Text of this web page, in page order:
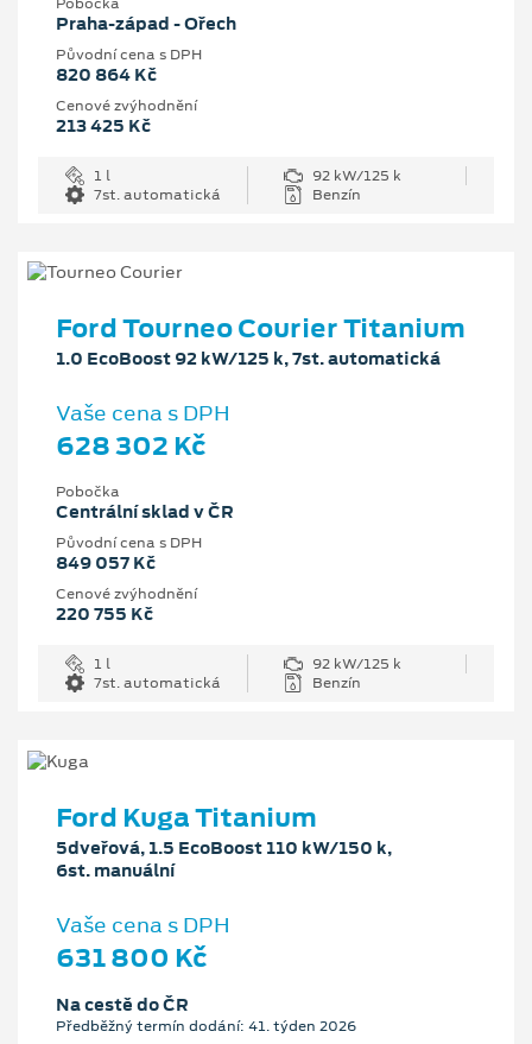
Praha-západ - Ořech
Původní cena s DPH
820 864 Kč
Cenové zvýhodnění
213 425 Kč
1 l
92 kW/125 k
7st. automatická
Benzín
Ford Tourneo Courier Titanium
1.0 EcoBoost 92 kW/125 k, 7st. automatická
Vaše cena s DPH
628 302 Kč
Pobočka
Centrální sklad v ČR
Původní cena s DPH
849 057 Kč
Cenové zvýhodnění
220 755 Kč
1 l
92 kW/125 k
7st. automatická
Benzín
Ford Kuga Titanium
5dveřová, 1.5 EcoBoost 110 kW/150 k,
6st. manuální
Vaše cena s DPH
631 800 Kč
Na cestě do ČR
Předběžný termín dodání: 41. týden 2026